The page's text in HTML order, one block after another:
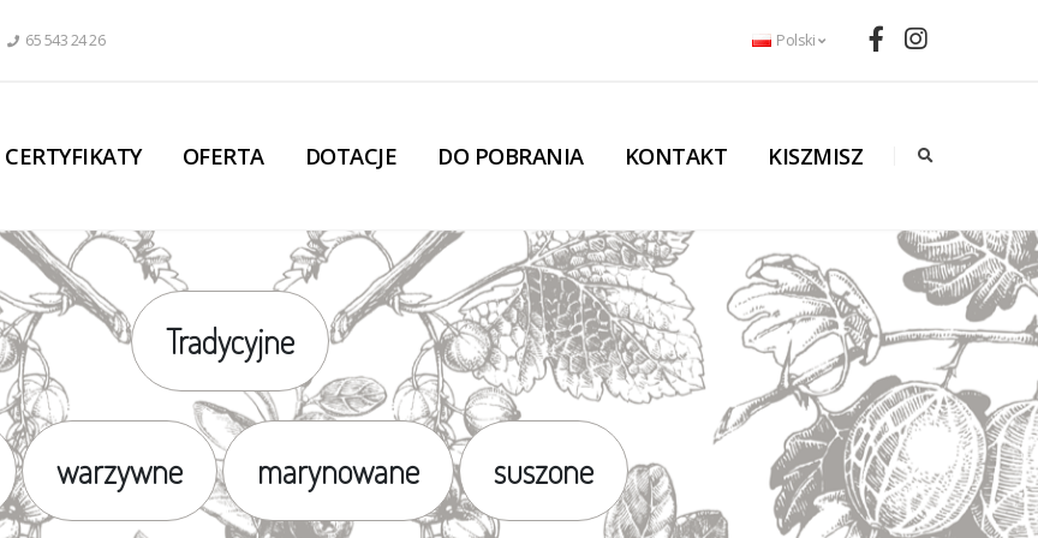
65 543 24 26 Polski
CERTYFIKATY OFERTA DOTACJE DO POBRANIA KONTAKT KISZMISZ
Tradycyjne
warzywne marynowane suszone